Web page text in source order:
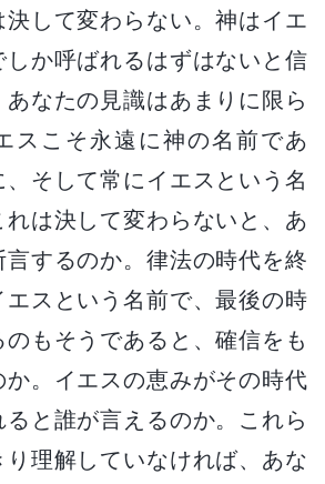
して変わらない。神はイエ
しか呼ばれるはずはないと信
あなたの見識はあまりに限ら
スこそ永遠に神の名前であ
、そして常にイエスという名
は決して変わらないと、あ
するのか。律法の時代を終
スという名前で、最後の時
もそうであると、確信をも
か。イエスの恵みがその時代
と誰が言えるのか。これら
理解していなければ、あな